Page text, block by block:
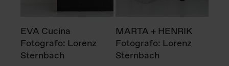
EVA Cucina
Fotografo: Lorenz
Sternbach
MARTA + HENRIK
Fotografo: Lorenz
Sternbach